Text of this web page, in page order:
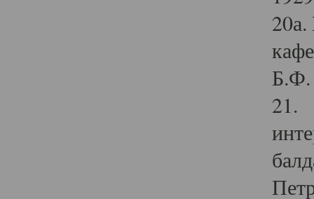
Б.Ф.
21.